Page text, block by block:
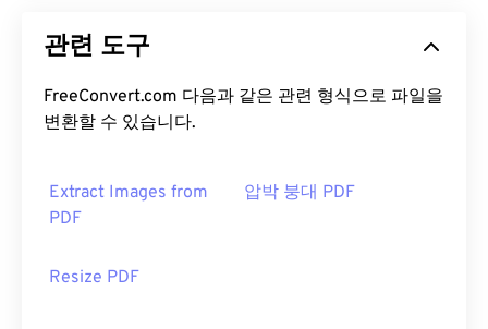
관련 도구
FreeConvert.com 다음과 같은 관련 형식으로 파일을
변환할 수 있습니다.
Extract Images from
PDF
압박 붕대 PDF
Resize PDF